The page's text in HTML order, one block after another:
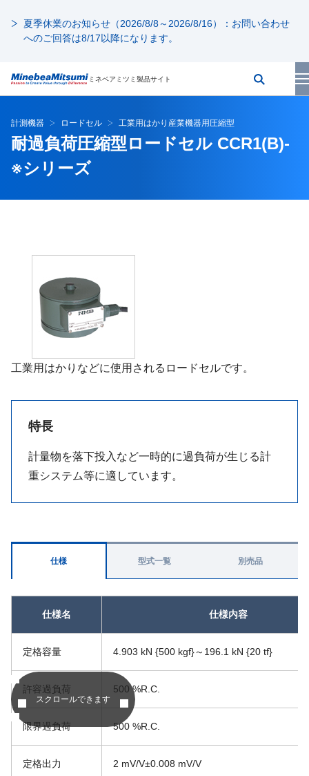
夏季休業のお知らせ（2026/8/8～2026/8/16）：お問い合わせ
へのご回答は8/17以降になります。
ミネベアミツミ製品サイト
計測機器 ロードセル 工業用はかり産業機器用圧縮型
耐過負荷圧縮型ロードセル CCR1(B)-
※シリーズ
工業用はかりなどに使用されるロードセルです。
特長
計量物を落下投入など一時的に過負荷が生じる計
重システム等に適しています。
仕様
スクロールできます
仕様名 仕様内容
定格容量 4.903 kN {500 kgf}～196.1 kN {20 tf}
許容過負荷 500 %R.C.
限界過負荷 500 %R.C.
定格出力 2 mV/V±0.008 mV/V
型式一覧 別売品